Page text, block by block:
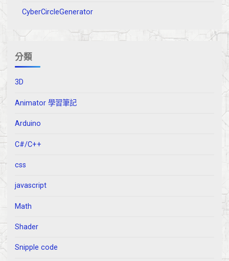
CyberCircleGenerator
分類
3D
Animator 學習筆記
Arduino
C#/C++
css
javascript
Math
Shader
Snipple code